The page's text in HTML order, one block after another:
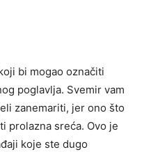
bi mogao označiti
poglavlja. Svemir vam
zanemariti, jer ono što
prolazna sreća. Ovo je
koje ste dugo